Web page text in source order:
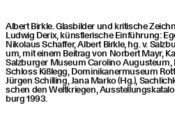
Albert Birk­le. Glas­bil­der und kri­ti­sche
Lud­wig Derix, künst­le­ri­sche Ein­füh­rung:
Niko­laus Schaf­fer, Albert Birk­le, hg. v.
um, mit einem Bei­trag von Nor­bert Mayr,
Salz­bur­ger Muse­um Caro­li­no
Schloss Kiß­legg, Domi­ni­ka­ner­mu­se­um
Jür­gen Schil­ling, Jana Mar­ko (Hg.),
schen den Welt­krie­gen,
burg 1993.